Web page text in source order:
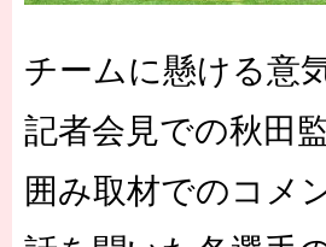
チームに懸ける意
記者会見での秋田
囲み取材でのコメ